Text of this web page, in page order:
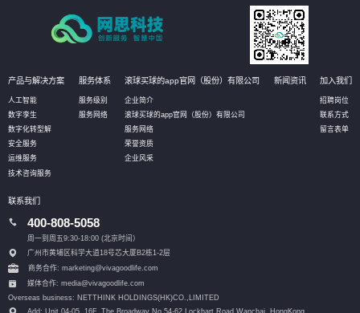
产品与解决方案
人工智能
数字孪生
数字化转型解
安全服务
运维服务
技术咨询服务
服务体系
服务级别
服务网络
滚球买球的app官网（股份）有限公司
企业简介
滚球买球的app官网（股份）有限公司
服务网络
荣誉资质
企业风采
新闻资讯 加入我们
招聘岗位
联系方式
留言表单
联系我们
400-808-5058
周一到周五9:30-18:00 (北京时间）
广州市黄埔区科学大道18号芯大厦B2栋1-2层
商务合作: marketing@vivagoodlife.com
媒体合作: media@vivagoodlife.com
Overseas business: NETTHINK HOLDINGS(HK)CO.,LIMITED